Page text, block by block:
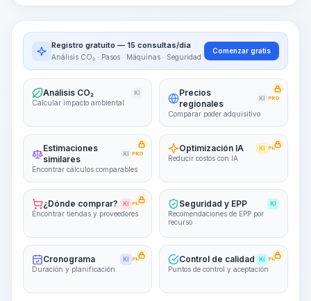
Registro gratuito — 15 consultas/día
Análisis CO₂ · Pasos · Máquinas · Seguridad
Comenzar gratis
Análisis CO₂ KI
Calcular impacto ambiental
Precios
regionales
KI PRO
Comparar poder adquisitivo
Estimaciones
similares
KI PRO
Encontrar cálculos comparables
Optimización IA KI PRO
Reducir costos con IA
¿Dónde comprar? KI PRO
Encontrar tiendas y proveedores
Seguridad y EPP KI
Recomendaciones de EPP por
recurso
Cronograma KI PRO
Duración y planificación
Control de calidad KI PRO
Puntos de control y aceptación